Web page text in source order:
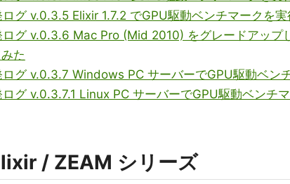
グ v.0.3.5 Elixir 1.7.2 でGPU駆動ベンチマークを実
ログ v.0.3.6 Mac Pro (Mid 2010) をグレードアップ
た
ログ v.0.3.7 Windows PC サーバーでGPU駆動ベン
グ v.0.3.7.1 Linux PC サーバーでGPU駆動ベンチ
/ ZEAM シリーズ